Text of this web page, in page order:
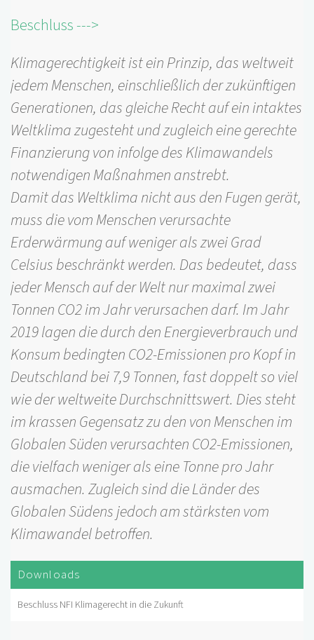
Beschluss --->
Klimagerechtigkeit ist ein Prinzip, das weltweit
jedem Menschen, einschließlich der zukünftigen
Generationen, das gleiche Recht auf ein intaktes
Weltklima zugesteht und zugleich eine gerechte
Finanzierung von infolge des Klimawandels
notwendigen Maßnahmen anstrebt.
Damit das Weltklima nicht aus den Fugen gerät,
muss die vom Menschen verursachte
Erderwärmung auf weniger als zwei Grad
Celsius beschränkt werden. Das bedeutet, dass
jeder Mensch auf der Welt nur maximal zwei
Tonnen CO2 im Jahr verursachen darf. Im Jahr
2019 lagen die durch den Energieverbrauch und
Konsum bedingten CO2-Emissionen pro Kopf in
Deutschland bei 7,9 Tonnen, fast doppelt so viel
wie der weltweite Durchschnittswert. Dies steht
im krassen Gegensatz zu den von Menschen im
Globalen Süden verursachten CO2-Emissionen,
die vielfach weniger als eine Tonne pro Jahr
ausmachen. Zugleich sind die Länder des
Globalen Südens jedoch am stärksten vom
Klimawandel betroffen.
Downloads
Beschluss NFI Klimagerecht in die Zukunft